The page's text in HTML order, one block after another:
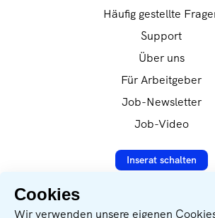
Häufig gestellte
Support
Über uns
Für Arbeitgeber
Job-Newsletter
Job-Video
Inserat schalten
Datenverarbeitung nach
Cookies
Wir verwenden unsere eigenen